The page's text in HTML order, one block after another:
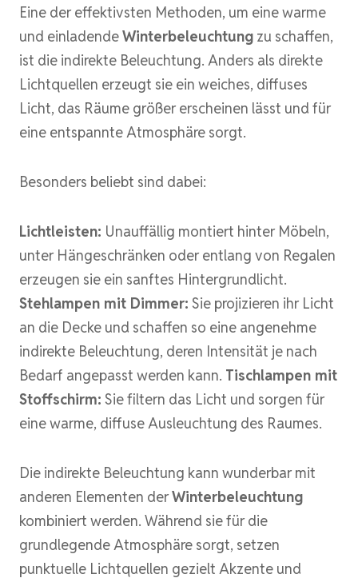
Eine der effektivsten Methoden, um eine warme
und einladendeWinterbeleuchtung zu schaffen,
ist die indirekte Beleuchtung. Anders als direkte
Lichtquellen erzeugt sie ein weiches, diffuses
Licht, das Räume größer erscheinen lässt und für
eine entspannte Atmosphäre sorgt.
Besonders beliebt sind dabei:
Lichtleisten: Unauffällig montiert hinter Möbeln,
unter Hängeschränken oder entlang von Regalen
erzeugen sie ein sanftes Hintergrundlicht.
Stehlampen mit Dimmer: Sie projizieren ihr Licht
an die Decke und schaffen so eine angenehme
indirekte Beleuchtung, deren Intensität je nach
Bedarf angepasst werden kann. Tischlampen mit
Stoffschirm: Sie filtern das Licht und sorgen für
eine warme, diffuse Ausleuchtung des Raumes.
Die indirekte Beleuchtung kann wunderbar mit
anderen Elementen derWinterbeleuchtung
kombiniert werden. Während sie für die
grundlegende Atmosphäre sorgt, setzen
punktuelle Lichtquellen gezielt Akzente und